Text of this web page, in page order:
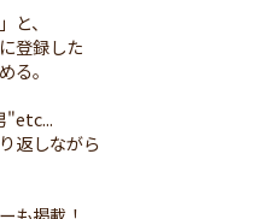
と、
登録した
る。
"etc...
返しながら